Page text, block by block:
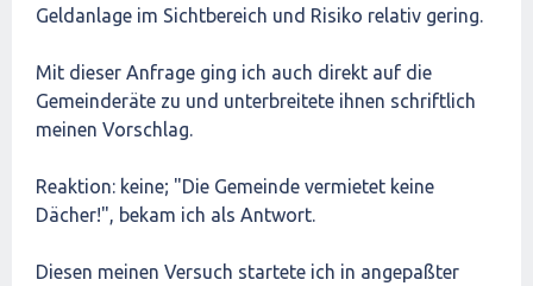
Geldanlage im Sichtbereich und Risiko relativ gering.
Mit dieser Anfrage ging ich auch direkt auf die
Gemeinderäte zu und unterbreitete ihnen schriftlich
meinen Vorschlag.
Reaktion: keine; "Die Gemeinde vermietet keine
Dächer!", bekam ich als Antwort.
Diesen meinen Versuch startete ich in angepaßter